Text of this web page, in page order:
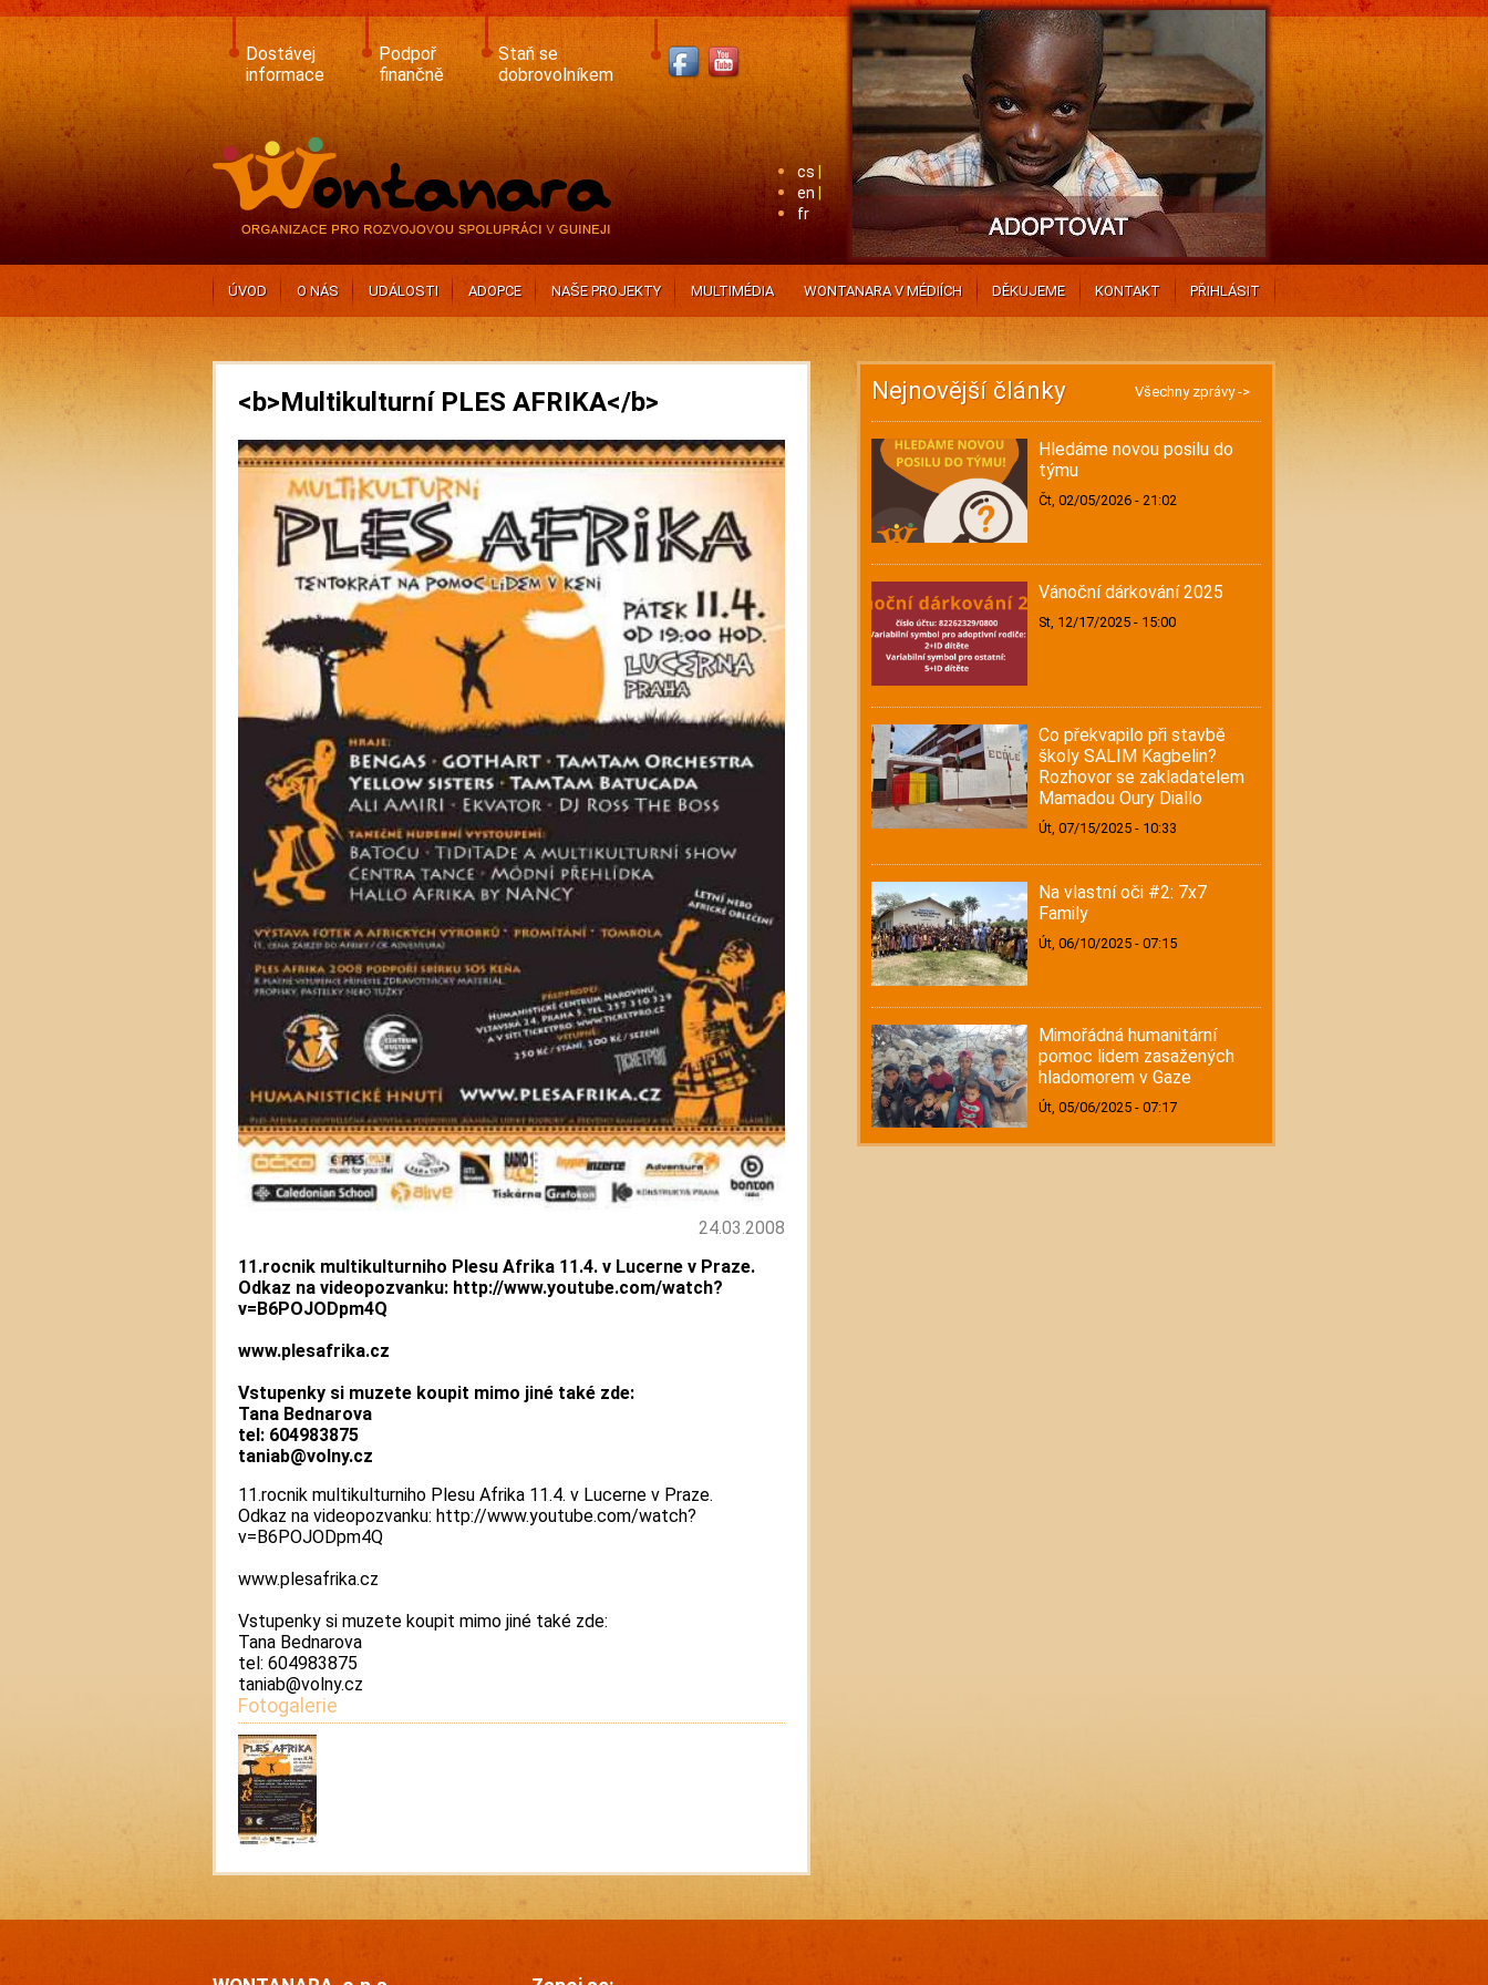
Skip
to
content
Dostávej
informace
Podpoř
finančně
Staň se
dobrovolníkem
cs
en
fr
ÚVOD O NÁS UDÁLOSTI ADOPCE NAŠE PROJEKTY MULTIMÉDIA WONTANARA V MÉDIÍCH DĚKUJEME KONTAKT PŘIHLÁSIT
<b>Multikulturní PLES AFRIKA</b>
24.03.2008
11.rocnik multikulturniho Plesu Afrika 11.4. v Lucerne v Praze.
Odkaz na videopozvanku: http://www.youtube.com/watch?
v=B6POJODpm4Q
www.plesafrika.cz
Vstupenky si muzete koupit mimo jiné také zde:
Tana Bednarova
tel: 604983875
taniab@volny.cz
11.rocnik multikulturniho Plesu Afrika 11.4. v Lucerne v Praze.
Odkaz na videopozvanku: http://www.youtube.com/watch?
v=B6POJODpm4Q
www.plesafrika.cz
Vstupenky si muzete koupit mimo jiné také zde:
Tana Bednarova
tel: 604983875
taniab@volny.cz
Fotogalerie
Nejnovější články Všechny zprávy ->
Hledáme novou posilu do
týmu
Čt, 02/05/2026 - 21:02
Vánoční dárkování 2025
St, 12/17/2025 - 15:00
Co překvapilo při stavbě
školy SALIM Kagbelin?
Rozhovor se zakladatelem
Mamadou Oury Diallo
Út, 07/15/2025 - 10:33
Na vlastní oči #2: 7x7
Family
Út, 06/10/2025 - 07:15
Mimořádná humanitární
pomoc lidem zasažených
hladomorem v Gaze
Út, 05/06/2025 - 07:17